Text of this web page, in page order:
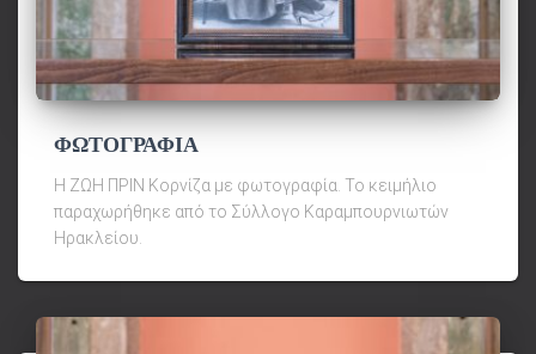
ΦΩΤΟΓΡΑΦΙΑ
Η ΖΩΗ ΠΡΙΝ Κορνίζα με φωτογραφία. Το κειμήλιο
παραχωρήθηκε από το Σύλλογο Καραμπουρνιωτών
Ηρακλείου.